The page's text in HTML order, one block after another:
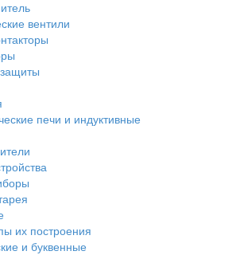
вентили
печи и индуктивные
их построения
и буквенные